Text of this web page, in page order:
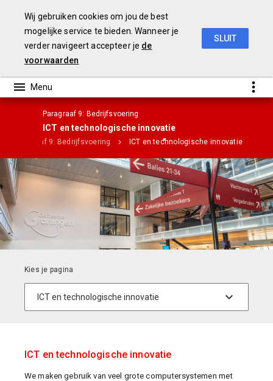
Paragraaf 9: Bedrijfsvoering
ICT en technologische innovatie
Paragraaf 9: Bedrijfsvoering ICT en technologische innovatie
ICT en technologische innovatie
We maken gebruik van veel grote computersystemen met
Wij gebruiken cookies om jou de best
mogelijke service te bieden. Wanneer je
verder navigeert accepteer je de
voorwaarden
SLUIT